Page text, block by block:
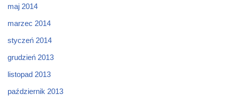
maj 2014
marzec 2014
styczeń 2014
grudzień 2013
listopad 2013
październik 2013